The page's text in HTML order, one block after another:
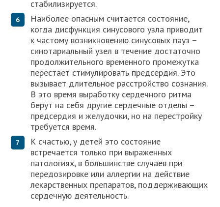
стабилизируется.
Наиболее опасным считается состояние,
когда дисфункция синусового узла приводит
к частому возникновению синусовых пауз –
синотариальный узел в течение достаточно
продолжительного временного промежутка
перестает стимулировать предсердия. Это
вызывает длительное расстройство сознания.
В это время выработку сердечного ритма
берут на себя другие сердечные отделы –
предсердия и желудочки, но на перестройку
требуется время.
К счастью, у детей это состояние
встречается только при выраженных
патологиях, в большинстве случаев при
передозировке или аллергии на действие
лекарственных препаратов, поддерживающих
сердечную деятельность.